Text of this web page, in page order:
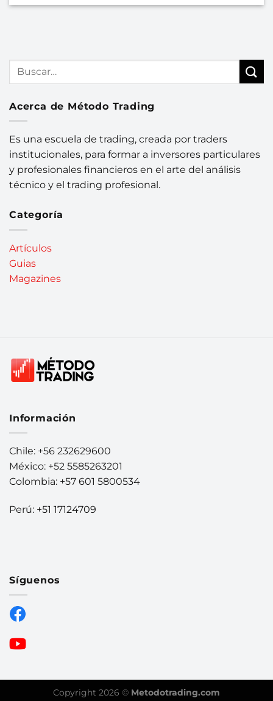
Acerca de Método Trading
Es una escuela de trading, creada por traders
institucionales, para formar a inversores particulares
y profesionales financieros en el arte del análisis
técnico y el trading profesional.
Categoría
Artículos
Guias
Magazines
Información
Chile: +56 232629600
México: +52 5585263201
Colombia: +57 601 5800534
Perú: +51 17124709
Síguenos
Copyright 2026 © Metodotrading.com